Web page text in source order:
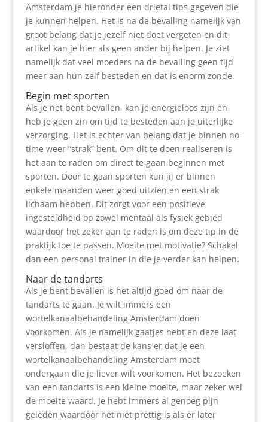
Amsterdam je hieronder een drietal tips gegeven die
je kunnen helpen. Het is na de bevalling namelijk van
groot belang dat je jezelf niet doet vergeten en dit
artikel kan je hier als geen ander bij helpen. Je ziet
namelijk dat veel moeders na de bevalling geen tijd
meer aan hun zelf besteden en dat is enorm zonde.
Begin met sporten
Als je net bent bevallen, kan je energieloos zijn en
heb je geen zin om tijd te besteden aan je uiterlijke
verzorging. Het is echter van belang dat je binnen no-
time weer “strak” bent. Om dit te doen realiseren is
het aan te raden om direct te gaan beginnen met
sporten. Door te gaan sporten kun jij er binnen
enkele maanden weer goed uitzien en een strak
lichaam hebben. Dit zorgt voor een positieve
ingesteldheid op zowel mentaal als fysiek gebied
waardoor het zeker aan te raden is om deze tip in de
praktijk toe te passen. Moeite met motivatie? Schakel
dan een personal trainer in die je verder kan helpen.
Naar de tandarts
Als je bent bevallen is het altijd goed om naar de
tandarts te gaan. Je wilt immers een
wortelkanaalbehandeling Amsterdam doen
voorkomen. Als je namelijk gaatjes hebt en deze laat
versloffen, dan bestaat de kans er dat je een
wortelkanaalbehandeling Amsterdam moet
ondergaan die je liever wilt voorkomen. Het bezoeken
van een tandarts is een kleine moeite, maar zeker wel
de moeite waard. Je hebt immers al genoeg pijn
geleden waardoor het niet prettig is als er later